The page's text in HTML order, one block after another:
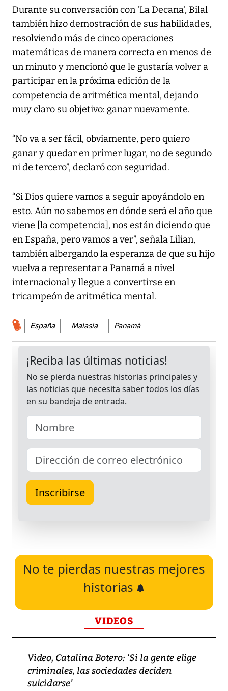
Durante su conversación con 'La Decana', Bilal
también hizo demostración de sus habilidades,
resolviendo más de cinco operaciones
matemáticas de manera correcta en menos de
un minuto y mencionó que le gustaría volver a
participar en la próxima edición de la
competencia de aritmética mental, dejando
muy claro su objetivo: ganar nuevamente.
“No va a ser fácil, obviamente, pero quiero
ganar y quedar en primer lugar, no de segundo
ni de tercero”, declaró con seguridad.
“Si Dios quiere vamos a seguir apoyándolo en
esto. Aún no sabemos en dónde será el año que
viene [la competencia], nos están diciendo que
en España, pero vamos a ver”, señala Lilian,
también albergando la esperanza de que su hijo
vuelva a representar a Panamá a nivel
internacional y llegue a convertirse en
tricampeón de aritmética mental.
España Malasia Panamá
No te pierdas nuestras mejores
historias
VIDEOS
Video, Catalina Botero: ‘Si la gente elige
criminales, las sociedades deciden
suicidarse’